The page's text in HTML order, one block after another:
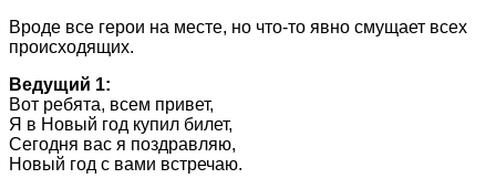
Вроде все герои на месте, но что-то явно смущает всех
происходящих.
Ведущий 1:
Вот ребята, всем привет,
Я в Новый год купил билет,
Сегодня вас я поздравляю,
Новый год с вами встречаю.